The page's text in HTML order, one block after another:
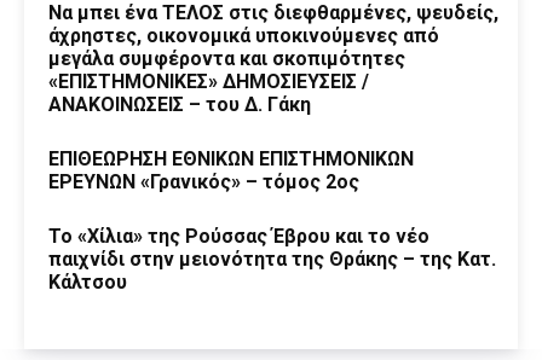
Να μπει ένα ΤΕΛΟΣ στις διεφθαρμένες, ψευδείς,
άχρηστες, οικονομικά υποκινούμενες από
μεγάλα συμφέροντα και σκοπιμότητες
«ΕΠΙΣΤΗΜΟΝΙΚΕΣ» ΔΗΜΟΣΙΕΥΣΕΙΣ /
ΑΝΑΚΟΙΝΩΣΕΙΣ – του Δ. Γάκη
ΕΠΙΘΕΩΡΗΣΗ ΕΘΝΙΚΩΝ ΕΠΙΣΤΗΜΟΝΙΚΩΝ
ΕΡΕΥΝΩΝ «Γρανικός» – τόμος 2ος
Το «Χίλια» της Ρούσσας Έβρου και το νέο
παιχνίδι στην μειονότητα της Θράκης – της Κατ.
Κάλτσου